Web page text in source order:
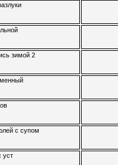
зимой 2
с супом
уст